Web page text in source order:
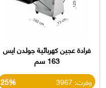
فرادة عجين كهربائية جولدن ايس
163 سم
وفرت: 3967
25%